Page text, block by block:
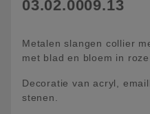
03.02.0009.13
Metalen slangen collier
met blad en bloem in roze
Decoratie van acryl,
stenen.